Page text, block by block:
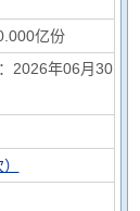
亿份
2026年06月30